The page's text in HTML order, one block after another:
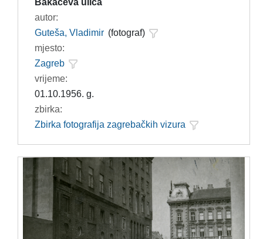
Bakačeva ulica
autor:
Guteša, Vladimir (fotograf)
mjesto:
Zagreb
vrijeme:
01.10.1956. g.
zbirka:
Zbirka fotografija zagrebačkih vizura